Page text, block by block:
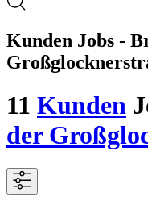
Kunden Jobs -
11 Kunden
der